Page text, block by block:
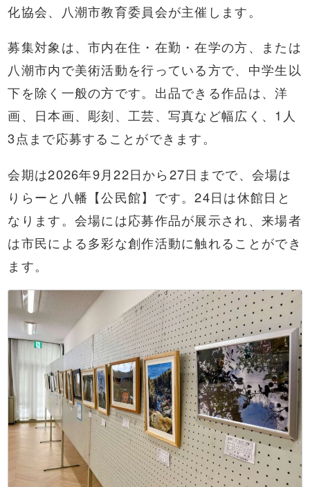
化協会、八潮市教育委員会が主催します。
募集対象は、市内在住・在勤・在学の方、または
八潮市内で美術活動を行っている方で、中学生以
下を除く一般の方です。出品できる作品は、洋
画、日本画、彫刻、工芸、写真など幅広く、1人
3点まで応募することができます。
会期は2026年9月22日から27日までで、会場は
りらーと八幡【公民館】です。24日は休館日と
なります。会場には応募作品が展示され、来場者
は市民による多彩な創作活動に触れることができ
ます。